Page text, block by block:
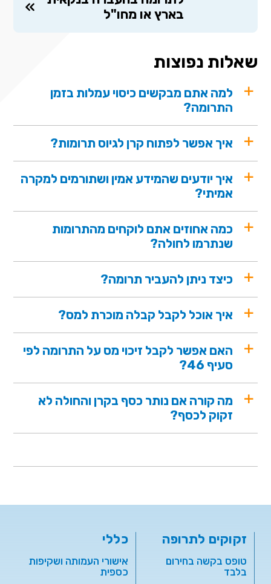
בארץ או מחו"ל
שאלות נפוצות
למה אתם מבקשים כיסוי עמלות בזמן
התרומה?
איך אפשר לפתוח קרן לגיוס תרומות?
איך יודעים שהמידע אמין ושתורמים למקרה
אמיתי?
כמה אחוזים אתם לוקחים מהתרומות
שנתרמו לחולה?
כיצד ניתן להעביר תרומה?
איך אוכל לקבל קבלה מוכרת למס?
האם אפשר לקבל זיכוי מס על התרומה לפי
סעיף 46?
מה קורה אם נותר כסף בקרן והחולה לא
זקוק לכסף?
זקוקים לתרופה
טופס בקשה בחירום
בלבד
כללי
אישורי העמותה ושקיפות
כספית